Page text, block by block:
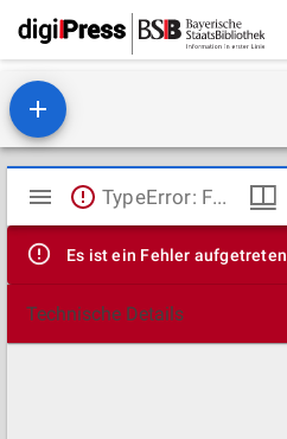
Mirador
Viewer
TypeError: Failed to fetch
Es ist ein Fehler aufgetreten
Technische Details